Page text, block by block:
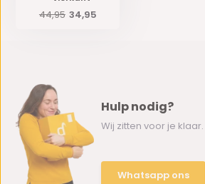
44,95 34,95
Hulp nodig?
Wij zitten voor je klaar.
Whatsapp ons